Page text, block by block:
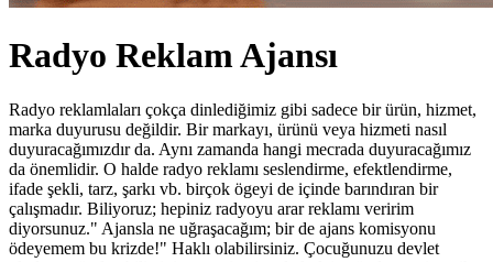
Radyo Reklam Ajansı
Radyo reklamlaları çokça dinlediğimiz gibi sadece bir ürün, hizmet,
marka duyurusu değildir. Bir markayı, ürünü veya hizmeti nasıl
duyuracağımızdır da. Aynı zamanda hangi mecrada duyuracağımız
da önemlidir. O halde radyo reklamı seslendirme, efektlendirme,
ifade şekli, tarz, şarkı vb. birçok ögeyi de içinde barındıran bir
çalışmadır. Biliyoruz; hepiniz radyoyu arar reklamı veririm
diyorsunuz." Ajansla ne uğraşacağım; bir de ajans komisyonu
ödeyemem bu krizde!" Haklı olabilirsiniz. Çocuğunuzu devlet